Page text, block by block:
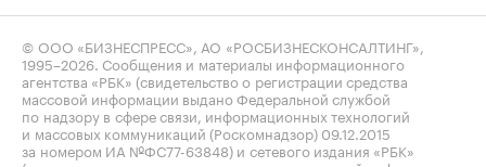
© ООО «БИЗНЕСПРЕСС», АО «РОСБИЗНЕСКОНСАЛТИНГ»,
1995–2026. Сообщения и материалы информационного
агентства «РБК» (свидетельство о регистрации средства
массовой информации выдано Федеральной службой
по надзору в сфере связи, информационных технологий
и массовых коммуникаций (Роскомнадзор) 09.12.2015
за номером ИА №ФС77-63848) и сетевого издания «РБК»